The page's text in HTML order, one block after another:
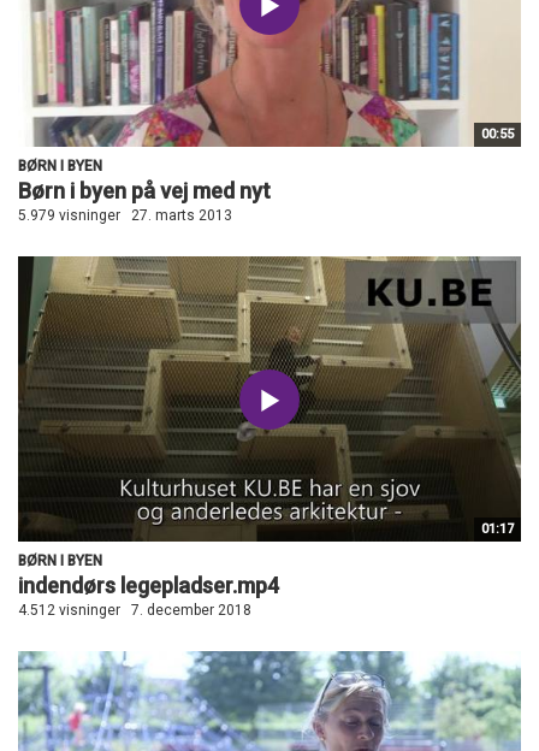
00:55
BØRN I BYEN
Børn i byen på vej med nyt
5.979 visninger 27. marts 2013
01:17
BØRN I BYEN
indendørs legepladser.mp4
4.512 visninger 7. december 2018